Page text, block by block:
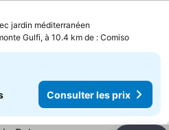
jardin méditerranéen
les prix
Gulfi, à 10.4 km de : Comiso
Consulter les prix